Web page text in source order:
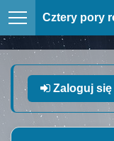
Zaloguj się